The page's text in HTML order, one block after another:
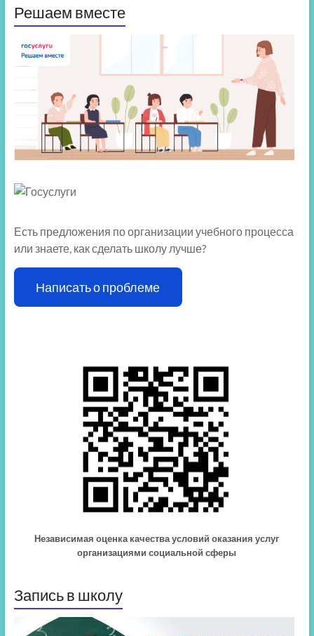
Решаем вместе
Есть предложения по организации учебного процесса
или знаете, как сделать школу лучше?
Написать о проблеме
Независимая оценка качества условий оказания услуг
организациями социальной сферы
Запись в школу